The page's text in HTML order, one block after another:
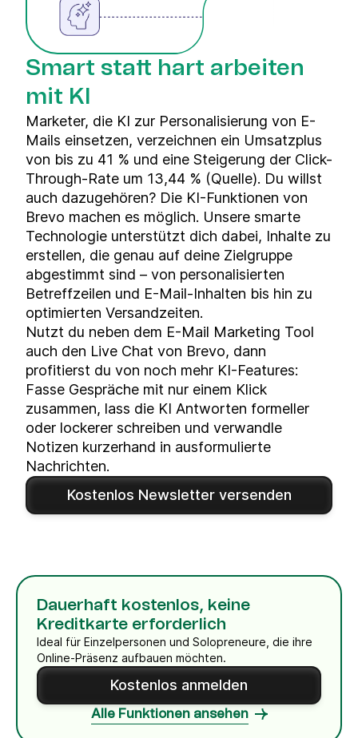
Smart statt hart arbeiten
mit KI
Marketer, die KI zur Personalisierung von E-
Mails einsetzen, verzeichnen ein Umsatzplus
von bis zu 41 % und eine Steigerung der Click-
Through-Rate um 13,44 % (Quelle). Du willst
auch dazugehören? Die KI-Funktionen von
Brevo machen es möglich. Unsere smarte
Technologie unterstützt dich dabei, Inhalte zu
erstellen, die genau auf deine Zielgruppe
abgestimmt sind – von personalisierten
Betreffzeilen und E-Mail-Inhalten bis hin zu
optimierten Versandzeiten.
Nutzt du neben dem E-Mail Marketing Tool
auch den Live Chat von Brevo, dann
profitierst du von noch mehr KI-Features:
Fasse Gespräche mit nur einem Klick
zusammen, lass die KI Antworten formeller
oder lockerer schreiben und verwandle
Notizen kurzerhand in ausformulierte
Nachrichten.
Kostenlos Newsletter versenden
Dauerhaft kostenlos, keine
Kreditkarte erforderlich
Ideal für Einzelpersonen und Solopreneure, die ihre
Online-Präsenz aufbauen möchten.
Kostenlos anmelden
Alle Funktionen ansehen